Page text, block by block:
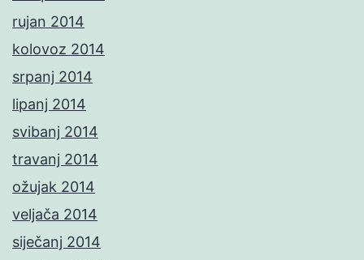
rujan 2014
kolovoz 2014
srpanj 2014
lipanj 2014
svibanj 2014
travanj 2014
ožujak 2014
veljača 2014
siječanj 2014